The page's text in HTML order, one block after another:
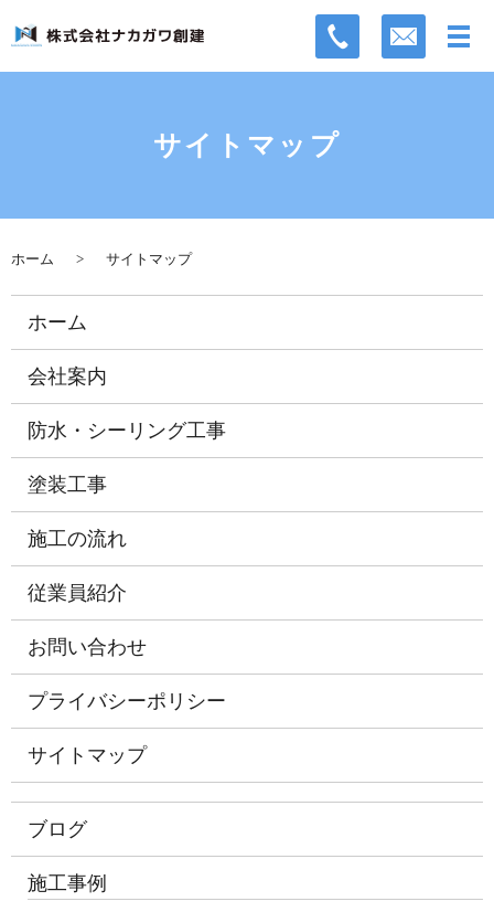
サイトマップ
ホーム サイトマップ
ホーム
会社案内
防水・シーリング工事
塗装工事
施工の流れ
従業員紹介
お問い合わせ
プライバシーポリシー
サイトマップ
ブログ
施工事例